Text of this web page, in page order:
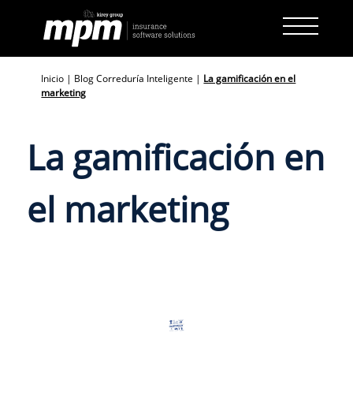
content
Inicio | Blog Correduría Inteligente | La gamificación en el
marketing
La gamificación en
el marketing